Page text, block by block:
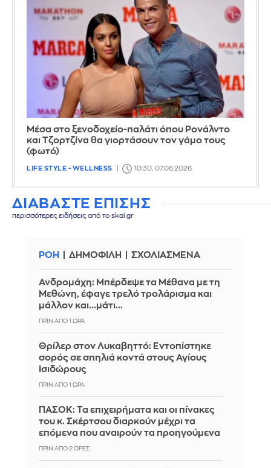
Μέσα στο ξενοδοχείο-παλάτι όπου Ρονάλντο
και Τζορτζίνα θα γιορτάσουν τον γάμο τους
(φωτό)
LIFE STYLE - WELLNESS 10:30, 07.08.2026
ΔΙΑΒΑΣΤΕ ΕΠΙΣΗΣ
περισσότερες ειδήσεις από το skai.gr
ΡΟΗ ΔΗΜΟΦΙΛΗ ΣΧΟΛΙΑΣΜΕΝΑ
Ανδρομάχη: Μπέρδεψε τα Μέθανα με τη
Μεθώνη, έφαγε τρελό τρολάρισμα και
μάλλον και...μάτι...
ΠΡΙΝ ΑΠΌ 1 ΏΡΑ
Θρίλερ στον Λυκαβηττό: Εντοπίστηκε
σορός σε σπηλιά κοντά στους Αγίους
Ισιδώρους
ΠΡΙΝ ΑΠΌ 1 ΏΡΑ
ΠΑΣΟΚ: Τα επιχειρήματα και οι πίνακες
του κ. Σκέρτσου διαρκούν μέχρι τα
επόμενα που αναιρούν τα προηγούμενα
ΠΡΙΝ ΑΠΌ 2 ΏΡΕΣ